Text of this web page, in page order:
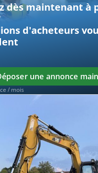
dès maintenant à
d'acheteurs
une annonce
/ mois